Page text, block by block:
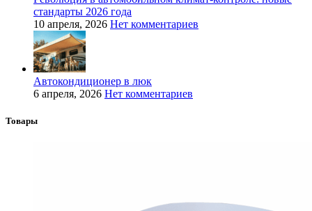
стандарты 2026 года
10 апреля, 2026 Нет комментариев
Автокондиционер в люк
6 апреля, 2026 Нет комментариев
Товары